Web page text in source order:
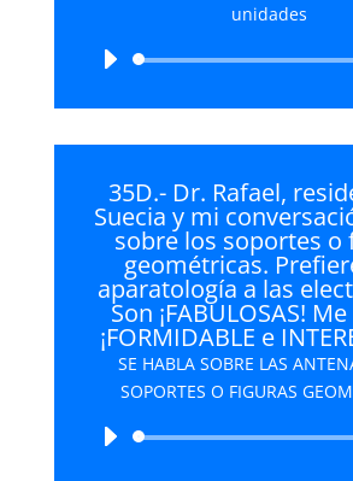
unidades
audio
35D.- Dr. Rafael,
Suecia y mi
sobre los soportes o
geométricas.
aparatología a las
Son ¡FABULOSAS!
¡FORMIDABLE e
SE HABLA SOBRE LAS
SOPORTES O FIGURAS